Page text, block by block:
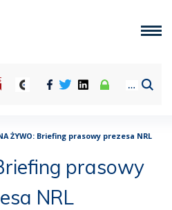
ŻYWO: Briefing prasowy prezesa NRL
prasowy
NRL